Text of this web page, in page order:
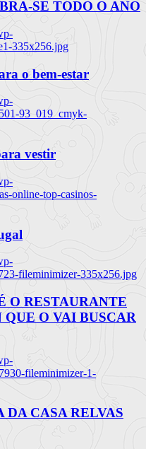
SE TODO O ANO
335x256.jpg
o bem-estar
93_019_cmyk-
vestir
online-top-casinos-
fileminimizer-335x256.jpg
O RESTAURANTE
O VAI BUSCAR
fileminimizer-1-
CASA RELVAS